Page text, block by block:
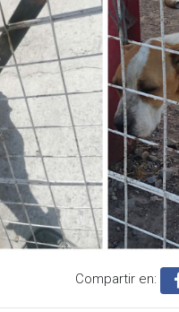
Compartir en: